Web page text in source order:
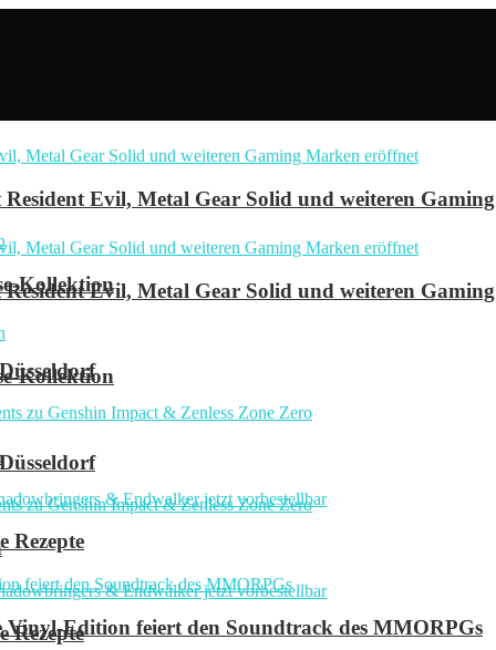
Evil, Metal Gear Solid und weiteren
Kollektion
Rezepte
Edition feiert den Soundtrack des MMORPGs
Evil, Metal Gear Solid und weiteren
Kollektion
Rezepte